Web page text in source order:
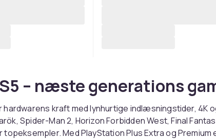
– næste generations
kraft med lynhurtige indlæsningstider, 4K
Spider-Man 2, Horizon Forbidden West, Final
topeksempler. Med PlayStation Plus Extra og Premium